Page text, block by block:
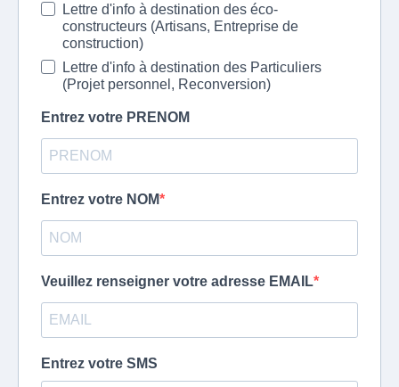
Lettre d'info à destination des éco-
constructeurs (Artisans, Entreprise de
construction)
Lettre d'info à destination des Particuliers
(Projet personnel, Reconversion)
Entrez votre PRENOM
Entrez votre NOM
Veuillez renseigner votre adresse EMAIL
Entrez votre SMS